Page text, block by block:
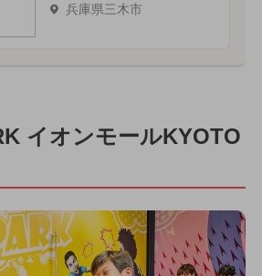
兵庫県三木市
イオンモールKYOTO